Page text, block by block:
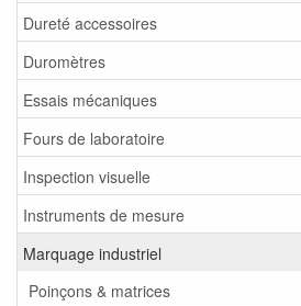
Dureté accessoires
Duromètres
Essais mécaniques
Fours de laboratoire
Inspection visuelle
Instruments de mesure
Marquage industriel
Poinçons & matrices